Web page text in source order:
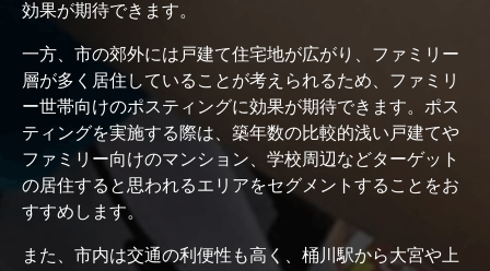
効果が期待できます。
一方、市の郊外には戸建て住宅地が広がり、ファミリー
層が多く居住していることが考えられるため、ファミリ
ー世帯向けのポスティングに効果が期待できます。ポス
ティングを実施する際は、築年数の比較的浅い戸建てや
ファミリー向けのマンション、学校周辺などターゲット
の居住すると思われるエリアをセグメントすることをお
すすめします。
また、市内は交通の利便性も高く、桶川駅から大宮や上